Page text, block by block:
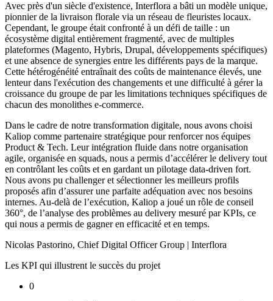
Avec près d'un siècle d'existence, Interflora a bâti un modèle unique,
pionnier de la livraison florale via un réseau de fleuristes locaux.
Cependant, le groupe était confronté à un défi de taille : un
écosystème digital entièrement fragmenté, avec de multiples
plateformes (Magento, Hybris, Drupal, développements spécifiques)
et une absence de synergies entre les différents pays de la marque.
Cette hétérogénéité entraînait des coûts de maintenance élevés, une
lenteur dans l'exécution des changements et une difficulté à gérer la
croissance du groupe de par les limitations techniques spécifiques de
chacun des monolithes e-commerce.
Dans le cadre de notre transformation digitale, nous avons choisi
Kaliop comme partenaire stratégique pour renforcer nos équipes
Product & Tech. Leur intégration fluide dans notre organisation
agile, organisée en squads, nous a permis d’accélérer le delivery tout
en contrôlant les coûts et en gardant un pilotage data-driven fort.
Nous avons pu challenger et sélectionner les meilleurs profils
proposés afin d’assurer une parfaite adéquation avec nos besoins
internes. Au-delà de l’exécution, Kaliop a joué un rôle de conseil
360°, de l’analyse des problèmes au delivery mesuré par KPIs, ce
qui nous a permis de gagner en efficacité et en temps.
Nicolas Pastorino, Chief Digital Officer Group | Interflora
Les KPI qui illustrent le succès du projet
0